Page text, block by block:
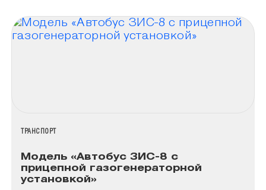
НАЗВАНИЕ КОЛЛЕКЦИИ
ТРАНСПОРТ
Модель «Автобус ЗИС-8 с
прицепной газогенераторной
установкой»